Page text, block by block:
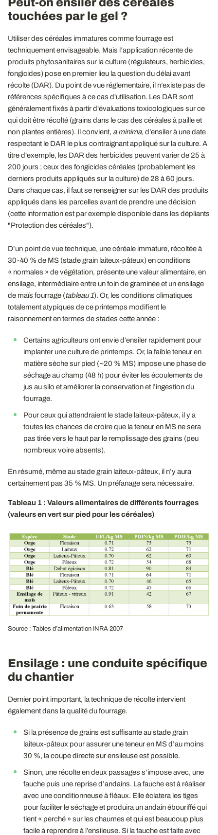
touchées par le gel ?
Utiliser des céréales immatures comme fourrage est
techniquement envisageable. Mais l’application récente de
produits phytosanitaires sur la culture (régulateurs, herbicides,
fongicides) pose en premier lieu la question du délai avant
récolte (DAR). Du point de vue réglementaire, il n’existe pas de
références spécifiques à ce cas d'utilisation. Les DAR sont
généralement fixés à partir d'évaluations toxicologiques sur ce
qui doit être récolté (grains dans le cas des céréales à paille et
non plantes entières). Il convient, a minima, d’ensiler à une date
respectant le DAR le plus contraignant appliqué sur la culture. A
titre d'exemple, les DAR des herbicides peuvent varier de 25 à
200 jours ; ceux des fongicides céréales (probablement les
derniers produits appliqués sur la culture) de 28 à 60 jours.
Dans chaque cas, il faut se renseigner sur les DAR des produits
appliqués dans les parcelles avant de prendre une décision
(cette information est par exemple disponible dans les dépliants
"Protection des céréales").
D’un point de vue technique, une céréale immature, récoltée à
30-40 % de MS (stade grain laiteux-pâteux) en conditions
« normales » de végétation, présente une valeur alimentaire, en
ensilage, intermédiaire entre un foin de graminée et un ensilage
de maïs fourrage (tableau 1). Or, les conditions climatiques
totalement atypiques de ce printemps modifient le
raisonnement en termes de stades cette année :
Certains agriculteurs ont envie d’ensiler rapidement pour
implanter une culture de printemps. Or, la faible teneur en
matière sèche sur pied (~20 % MS) impose une phase de
séchage au champ (48 h) pour éviter les écoulements de
jus au silo et améliorer la conservation et l’ingestion du
fourrage.
Pour ceux qui attendraient le stade laiteux-pâteux, il y a
toutes les chances de croire que la teneur en MS ne sera
pas tirée vers le haut par le remplissage des grains (peu
nombreux voire absents).
En résumé, même au stade grain laiteux-pâteux, il n’y aura
certainement pas 35 % MS. Un préfanage sera nécessaire.
Tableau 1 : Valeurs alimentaires de différents fourrages
(valeurs en vert sur pied pour les céréales)
Source : Tables d’alimentation INRA 2007
Ensilage : une conduite spécifique
du chantier
Dernier point important, la technique de récolte intervient
également dans la qualité du fourrage.
Si la présence de grains est suffisante au stade grain
laiteux-pâteux pour assurer une teneur en MS d’au moins
30 %, la coupe directe sur ensileuse est possible.
Sinon, une récolte en deux passages s’impose avec, une
fauche puis une reprise d’andains. La fauche est à réaliser
avec une conditionneuse à fléaux. Elle éclatera les tiges
pour faciliter le séchage et produira un andain ébouriffé qui
tient « perché » sur les chaumes et qui est beaucoup plus
facile à reprendre à l’ensileuse. Si la fauche est faite avec